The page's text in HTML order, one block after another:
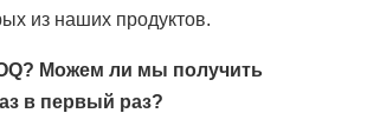
из наших продуктов.
Можем ли мы получить
в первый раз?